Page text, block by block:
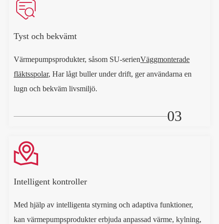

Tyst och bekvämt
Värmepumpsprodukter, såsom SU-serienVäggmonterade
fläktsspolar, Har lågt buller under drift, ger användarna en
lugn och bekväm livsmiljö.
03

Intelligent kontroller
Med hjälp av intelligenta styrning och adaptiva funktioner,
kan värmepumpsprodukter erbjuda anpassad värme, kylning,